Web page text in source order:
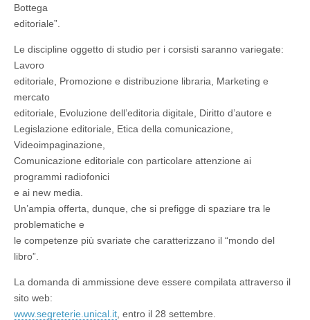
Bottega
editoriale”.
Le discipline oggetto di studio per i corsisti saranno variegate:
Lavoro
editoriale, Promozione e distribuzione libraria, Marketing e
mercato
editoriale, Evoluzione dell’editoria digitale, Diritto d’autore e
Legislazione editoriale, Etica della comunicazione,
Videoimpaginazione,
Comunicazione editoriale con particolare attenzione ai
programmi radiofonici
e ai new media.
Un’ampia offerta, dunque, che si prefigge di spaziare tra le
problematiche e
le competenze più svariate che caratterizzano il “mondo del
libro”.
La domanda di ammissione deve essere compilata attraverso il
sito web:
www.segreterie.unical.it , entro il 28 settembre.